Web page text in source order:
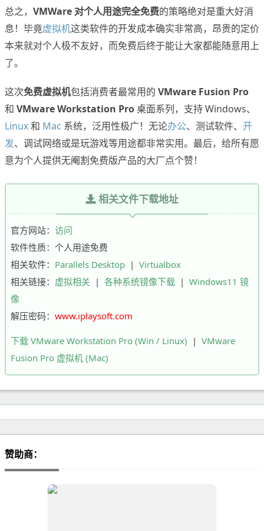
总之， VMWare 对个人用途完全免费的策略绝对是重大好消
息！毕竟虚拟机这类软件的开发成本确实非常高，昂贵的定价
本来就对个人极不友好，而免费后终于能让大家都能随意用上
了。
这次免费虚拟机包括消费者最常用的 VMware Fusion Pro
和 VMware Workstation Pro桌面系列，支持 Windows、
Linux和 Mac 系统，泛用性极广！无论办公、测试软件、 开
发、调试网络或是玩游戏等用途都非常实用。最后，给所有愿
意为个人提供无阉割免费版产品的大厂点个赞！
相关文件下载地址
官方网站： 访问
软件性质：个人用途免费
相关软件： Parallels Desktop | Virtualbox
相关链接： 虚拟相关 | 各种系统镜像下载 | Windows11 镜
像
解压密码： www.iplaysoft.com
下载 VMware Workstation Pro (Win / Linux) | VMware
Fusion Pro 虚拟机 (Mac)
赞助商：